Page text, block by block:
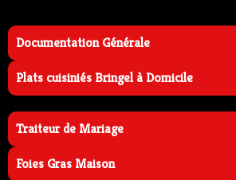
Documentation Générale
Plats cuisiniés Bringel à Domicile
Traiteur de Mariage
Foies Gras Maison